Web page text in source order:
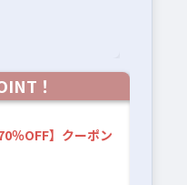
！
70％OFF】クーポン